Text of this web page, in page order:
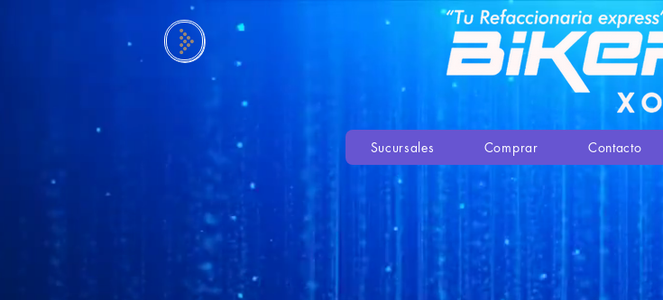
Sucursales Comprar Contacto